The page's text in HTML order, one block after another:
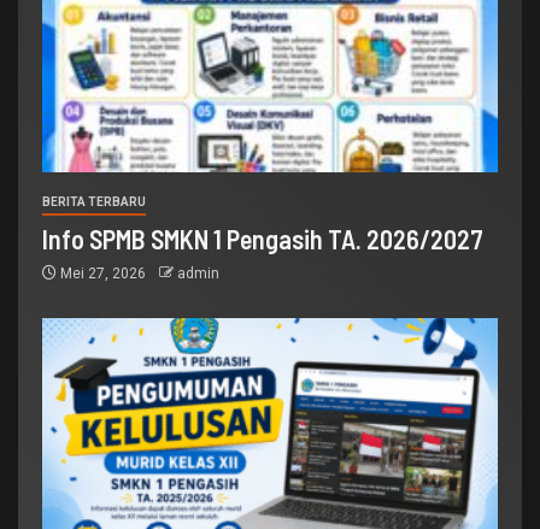
BERITA TERBARU
Info SPMB SMKN 1 Pengasih TA. 2026/2027
Mei 27, 2026 admin